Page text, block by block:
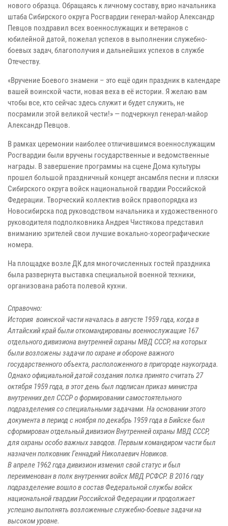
нового образца. Обращаясь к личному составу, врио начальника
штаба Сибирского округа Росгвардии генерал-майор Александр
Певцов поздравил всех военнослужащих и ветеранов с
юбилейной датой, пожелал успехов в выполнении служебно-
боевых задач, благополучия и дальнейших успехов в службе
Отечеству.
«Вручение Боевого знамени – это ещё один праздник в календаре
вашей воинской части, новая веха в её истории. Я желаю вам
чтобы все, кто сейчас здесь служит и будет служить, не
посрамили этой великой чести!» — подчеркнул генерал-майор
Александр Певцов.
В рамках церемонии наиболее отличившимся военнослужащим
Росгвардии были вручены государственные и ведомственные
награды. В завершение программы на сцене Дома культуры
прошел большой праздничный концерт ансамбля песни и пляски
Сибирского округа войск национальной гвардии Российской
Федерации. Творческий коллектив войск правопорядка из
Новосибирска под руководством начальника и художественного
руководителя подполковника Андрея Чистякова представил
вниманию зрителей свои лучшие вокально-хореографические
номера.
На площадке возле ДК для многочисленных гостей праздника
была развернута выставка специальной военной техники,
организована работа полевой кухни.
Справочно:
История воинской части началась в августе 1959 года, когда в
Алтайский край были откомандированы военнослужащие 167
отдельного дивизиона внутренней охраны МВД СССР, на которых
были возложены задачи по охране и обороне важного
государственного объекта, расположенного в пригороде наукограда.
Однако официальной датой создания полка принято считать 27
октября 1959 года, в этот день был подписан приказ министра
внутренних дел СССР о формировании самостоятельного
подразделения со специальными задачами. На основании этого
документа в период с ноября по декабрь 1959 года в Бийске был
сформирован отдельный дивизион Внутренней охраны МВД СССР,
для охраны особо важных заводов. Первым командиром части был
назначен полковник Геннадий Николаевич Новиков.
В апреле 1962 года дивизион изменил свой статус и был
переименован в полк внутренних войск МВД РСФСР. В 2016 году
подразделение вошло в состав Федеральной службы войск
национальной гвардии Российской Федерации и продолжает
успешно выполнять возложенные служебно-боевые задачи на
высоком уровне.